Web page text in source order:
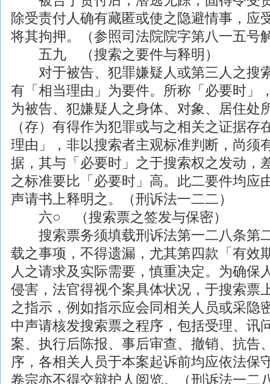
除受责付人确有藏匿或使之隐避情事，应
将其拘押。（参照司法院院字第八一五号
五九 （搜索之要件与释明）
对于被告、犯罪嫌疑人或第三人之搜
有「相当理由」为要件。所称「必要时」
为被告、犯嫌疑人之身体、对象、居住处
（存）有得作为犯罪或与之相关之证据存
理由」，非以搜索者主观标准判断，尚须
据，其与「必要时」之于搜索权之发动，
之标准要比「必要时」高。此二要件均应
声请书上释明之。（刑诉法一二二）
六○ （搜索票之签发与保密）
搜索票务须填载刑诉法第一二八条第
载之事项，不得遗漏，尤其第四款「有效
人之请求及实际需要，慎重决定。为确保
侵害，法官得视个案具体状况，于搜索票
之指示，例如指示应会同相关人员或采隐
中声请核发搜索票之程序，包括受理、讯
案、执行后陈报、事后审查、撤销、抗告
序，各相关人员于本案起诉前均应依法保
卷宗亦不得交辩护人阅览。（刑诉法一二